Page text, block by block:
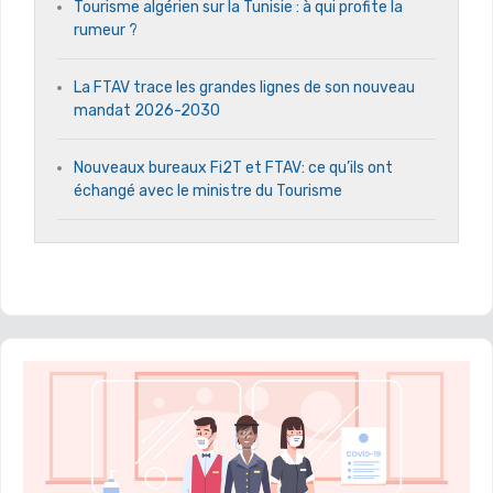
Tourisme algérien sur la Tunisie : à qui profite la
rumeur ?
La FTAV trace les grandes lignes de son nouveau
mandat 2026-2030
Nouveaux bureaux Fi2T et FTAV: ce qu’ils ont
échangé avec le ministre du Tourisme